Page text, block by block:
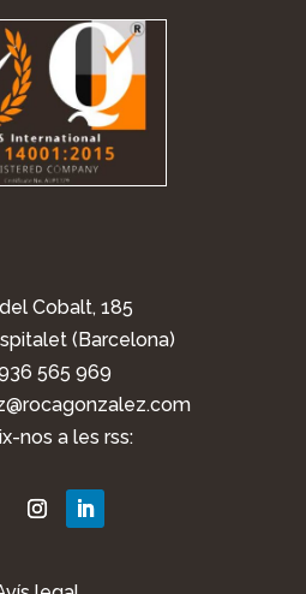
Cobalt, 185
(Barcelona)
565 969
nos a les rss: